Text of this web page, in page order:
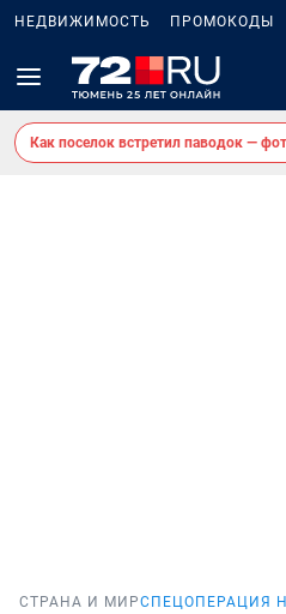
НЕДВИЖИМОСТЬ ПРОМОКОДЫ
Как поселок встретил паводок —
СТРАНА И МИРСПЕЦОПЕРАЦИЯ